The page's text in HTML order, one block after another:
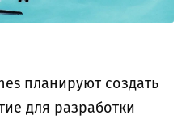
планируют создать
для разработки